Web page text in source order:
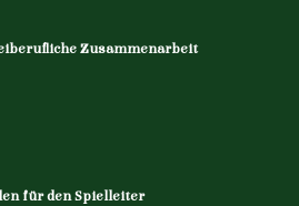
Zusammenarbeit
für den Spielleiter